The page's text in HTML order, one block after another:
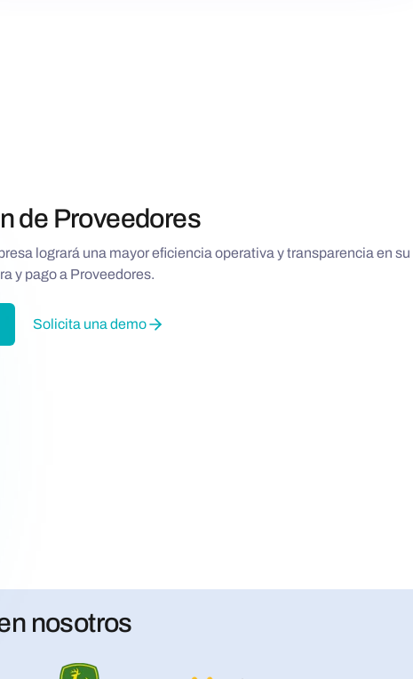
de Proveedores
logrará una mayor eficiencia operativa y transparencia en su
y pago a Proveedores.
Solicita una demo
nosotros